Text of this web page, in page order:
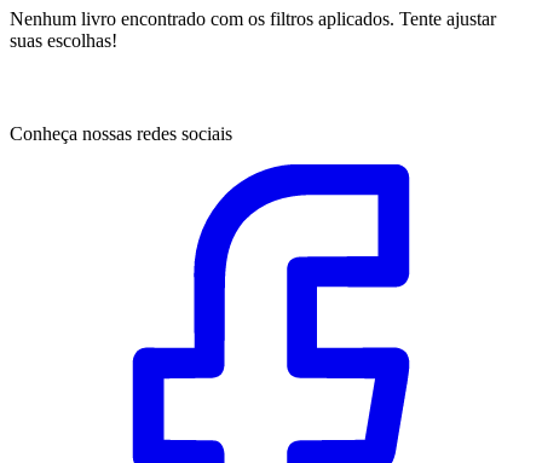
Nenhum livro encontrado com os filtros aplicados. Tente ajustar
suas escolhas!
Conheça nossas redes sociais